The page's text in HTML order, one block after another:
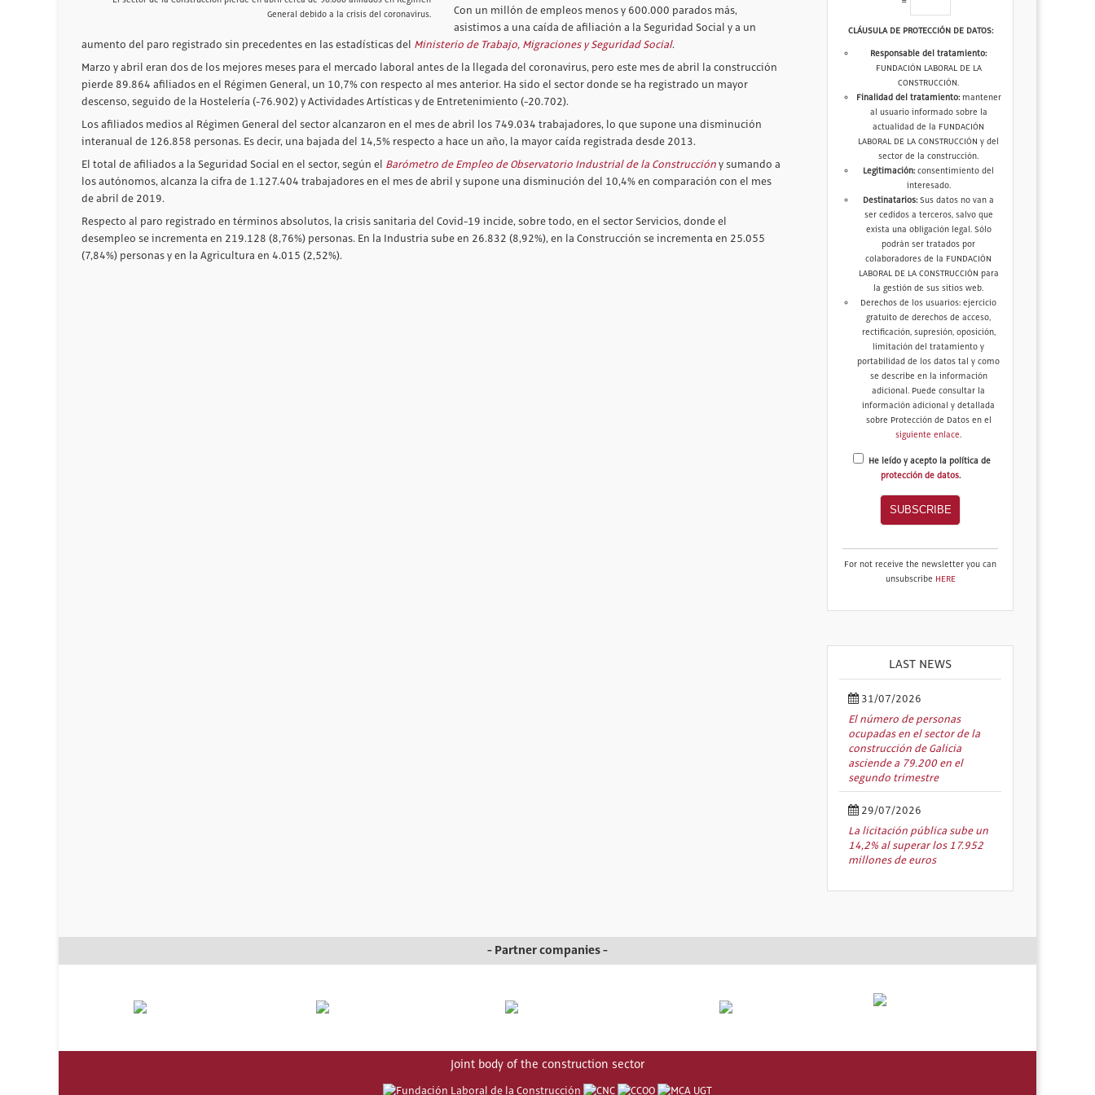
General debido a la crisis del coronavirus.
Con un millón de empleos menos y 600.000 parados más,
asistimos a una caída de afiliación a la Seguridad Social y a un
aumento del paro registrado sin precedentes en las estadísticas del Ministerio de Trabajo, Migraciones y Seguridad Social.
Marzo y abril eran dos de los mejores meses para el mercado laboral antes de la llegada del coronavirus, pero este mes de abril la construcción
pierde 89.864 afiliados en el Régimen General, un 10,7% con respecto al mes anterior. Ha sido el sector donde se ha registrado un mayor
descenso, seguido de la Hostelería (-76.902) y Actividades Artísticas y de Entretenimiento (-20.702).
Los afiliados medios al Régimen General del sector alcanzaron en el mes de abril los 749.034 trabajadores, lo que supone una disminución
interanual de 126.858 personas. Es decir, una bajada del 14,5% respecto a hace un año, la mayor caída registrada desde 2013.
El total de afiliados a la Seguridad Social en el sector, según el Barómetro de Empleo de Observatorio Industrial de la Construcción y sumando a
los autónomos, alcanza la cifra de 1.127.404 trabajadores en el mes de abril y supone una disminución del 10,4% en comparación con el mes
de abril de 2019.
Respecto al paro registrado en términos absolutos, la crisis sanitaria del Covid-19 incide, sobre todo, en el sector Servicios, donde el
desempleo se incrementa en 219.128 (8,76%) personas. En la Industria sube en 26.832 (8,92%), en la Construcción se incrementa en 25.055
(7,84%) personas y en la Agricultura en 4.015 (2,52%).
CLÁUSULA DE PROTECCIÓN DE DATOS:
Responsable del tratamiento:
FUNDACIÓN LABORAL DE LA
CONSTRUCCIÓN.
Finalidad del tratamiento:mantener
al usuario informado sobre la
actualidad de la FUNDACIÓN
LABORAL DE LA CONSTRUCCIÓN y del
sector de la construcción.
Legitimación:consentimiento del
interesado.
Destinatarios:Sus datos no van a
ser cedidos a terceros, salvo que
exista una obligación legal. Sólo
podrán ser tratados por
colaboradores de la FUNDACIÓN
LABORAL DE LA CONSTRUCCIÓN para
la gestión de sus sitios web.
Derechos de los usuarios: ejercicio
gratuito de derechos de acceso,
rectificación, supresión, oposición,
limitación del tratamiento y
portabilidad de los datos tal y como
se describe en la información
adicional. Puede consultar la
información adicional y detallada
sobre Protección de Datos en el
siguiente enlace.
He leído y acepto la política de
protección de datos.
For not receive the newsletter you can
unsubscribe HERE
LAST NEWS
31/07/2026
El número de personas
ocupadas en el sector de la
construcción de Galicia
asciende a 79.200 en el
segundo trimestre
29/07/2026
La licitación pública sube un
14,2% al superar los 17.952
millones de euros
- Partner companies -
Joint body of the construction sector